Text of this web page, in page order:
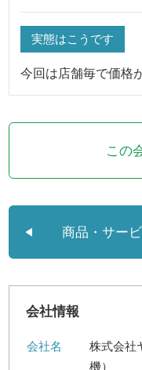
実態はこうです
今回は店舗毎で価格
この
商品・サー
会社情報
会社名
株式会社
機）